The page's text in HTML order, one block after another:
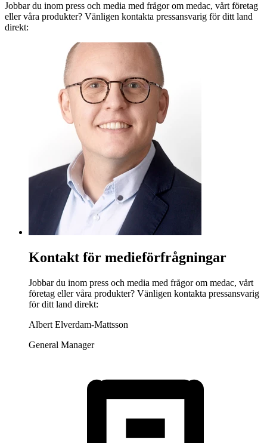
Jobbar du inom press och media med frågor om medac, vårt företag
eller våra produkter? Vänligen kontakta pressansvarig för ditt land
direkt:
Kontakt för medieförfrågningar
Jobbar du inom press och media med frågor om medac, vårt
företag eller våra produkter? Vänligen kontakta pressansvarig
för ditt land direkt:
Albert Elverdam-Mattsson
General Manager